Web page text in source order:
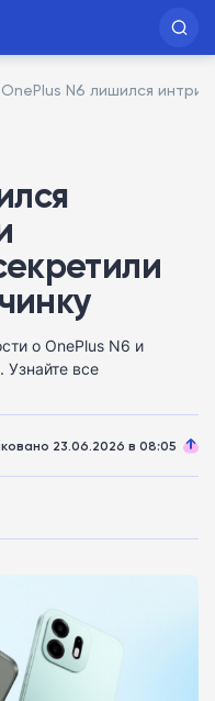
OnePlus N6 лишился
о OnePlus N6 и
Узнайте все
23.06.2026 в 08:05